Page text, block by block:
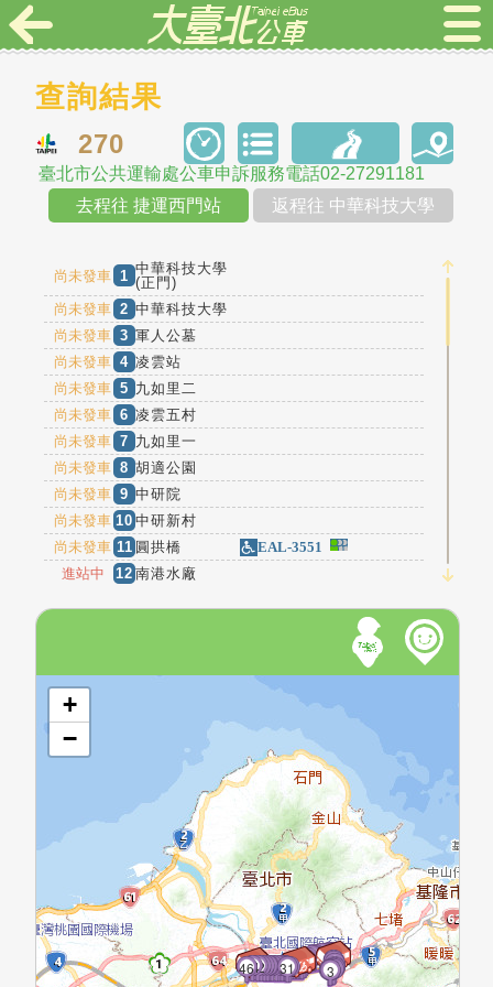
查詢結果
270
臺北市公共運輸處公車申訴服務電話02-27291181
去程往 捷運西門站
返程往 中華科技大學
尚未發車 1 中華科技大學
(正門)
尚未發車 2 中華科技大學
尚未發車 3 軍人公墓
尚未發車 4 凌雲站
尚未發車 5 九如里二
尚未發車 6 凌雲五村
尚未發車 7 九如里一
尚未發車 8 胡適公園
尚未發車 9 中研院
尚未發車 10 中研新村
尚未發車 11 圓拱橋
EAL-3551
進站中
12 南港水廠
5分鐘
16捷運南港站
6分鐘
捷運昆陽站
陸軍後勤指揮
國華新村
12分鐘
聯合醫院忠孝
22捷運後山埤站
(忠孝)
14分鐘
23春光公園
14分鐘
24 永春里(忠孝)
16分鐘
捷運永春站(忠
孝)
開啟地圖
1
2
34
5
6
7
8
9
10
11
12
13
14
15
16
17
18
19
20
21
22
23
24
25
26
27
28
29
30
31
32
33
34
35
36
37
38
39
40
41
42
43
44
45
46
47
+
−